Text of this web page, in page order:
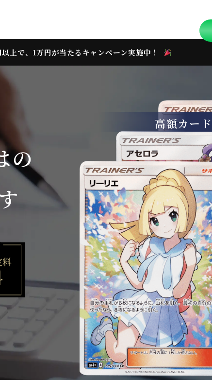
上で、 1万円が当たるキャンペーン実施中！
高額カード
の